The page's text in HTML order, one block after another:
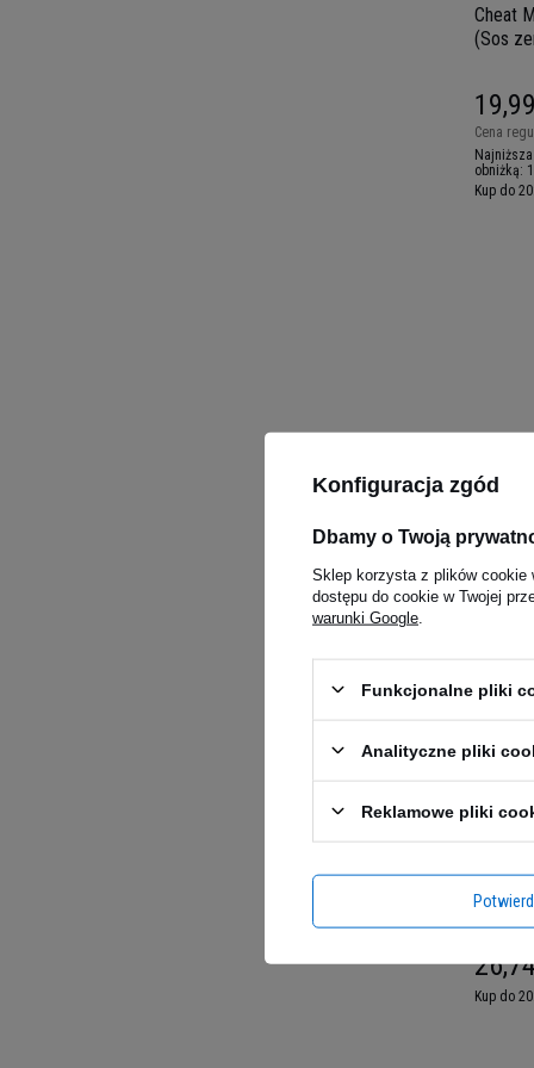
Cheat
(Sos
Cena
obniżką:
Kup do
BEST
4.00
Kup do
400g
Kup do
Konfiguracja zgód
Dbamy o Twoją
Sklep korzysta z plików cookie
dostępu do cookie w Twojej
warunki Google
Funkcjonalne pliki
Analityczne pliki
Reklamowe pliki